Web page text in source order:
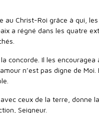
au Christ-Roi grâce à qui,
a régné dans les quatre
concorde. Il les encouragea
n’est pas digne de
ceux de la terre, donne
Seigneur.